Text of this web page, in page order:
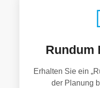
Rundum
Erhalten Sie ein
der Planung